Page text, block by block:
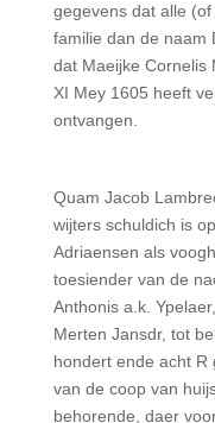
gegevens dat alle
familie dan de naam
dat Maeijke Cornelis
XI Mey 1605 heeft
ontvangen.
Quam Jacob
wijters schuldich is
Adriaensen als
toesiender van de
Anthonis a.k.
Merten Jansdr, tot
hondert ende acht R
van de coop van
behorende, daer